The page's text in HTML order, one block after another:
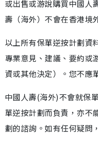
或出售或游說購買中國人
壽（海外）不會在香港境
以上所有保單逆按計劃資
專業意見、建議、要約或
資或其他決定）。您不應
中國人壽(海外)不會就保
單逆按計劃而負責，亦不
劃的諮詢。如有任何疑問